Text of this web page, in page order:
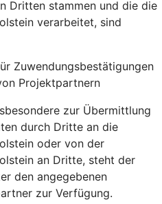
Dritten stammen und die die
verarbeitet, sind
Zuwendungsbestätigungen
Projektpartnern
zur Übermittlung
durch Dritte an die
oder von der
an Dritte, steht der
den angegebenen
zur Verfügung.